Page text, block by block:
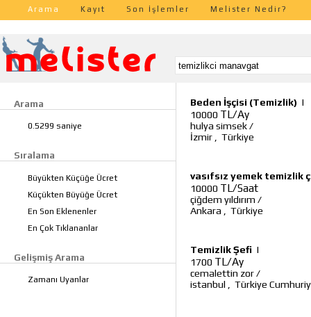
Arama Kayıt Son İşlemler Melister Nedir?
Arama
0.5299 saniye
Sıralama
Büyükten Küçüğe Ücret
Küçükten Büyüğe Ücret
En Son Eklenenler
En Çok Tıklananlar
Gelişmiş Arama
Zamanı Uyanlar
Beden İşçisi (Temizlik) |
10000 TL/Ay
hulya simsek/
İzmir
Türkiye
vasıfsız yemek temizlik
10000 TL/Saat
çiğdem yıldırım /
Ankara
Türkiye
Temizlik Şefi |
1700 TL/Ay
cemalettin zor/
istanbul
Türkiye